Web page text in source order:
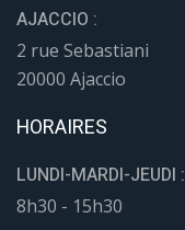
AJACCIO :
2 rue Sebastiani
20000 Ajaccio
HORAIRES
LUNDI-MARDI-JEUDI :
8h30 - 15h30